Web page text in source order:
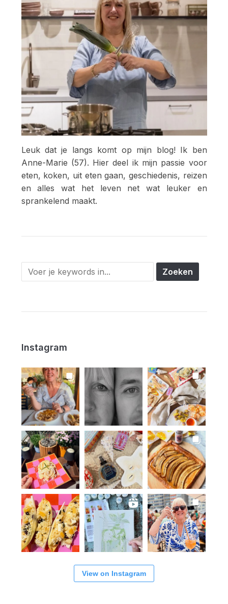
Leuk dat je langs komt op mijn blog! Ik ben
Anne-Marie (57). Hier deel ik mijn passie voor
eten, koken, uit eten gaan, geschiedenis, reizen
en alles wat het leven net wat leuker en
sprankelend maakt.
Instagram
View on Instagram